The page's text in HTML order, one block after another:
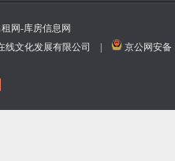
网-库房信息网
线文化发展有限公司 |
京公网安备